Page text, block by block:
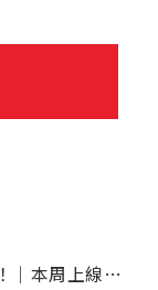
、電視首播推薦